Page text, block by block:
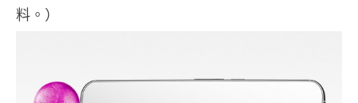
料。）